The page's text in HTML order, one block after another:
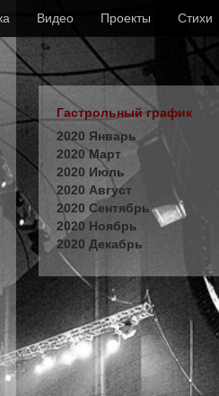
Видео Проекты Стихи
Гастрольный график
2020 Январь
2020 Март
2020 Июль
2020 Август
2020 Сентябрь
2020 Ноябрь
2020 Декабрь